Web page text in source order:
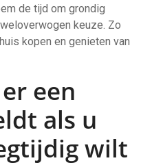
de tijd om grondig
keuze. Zo
kopen en genieten van
een
als u
wilt